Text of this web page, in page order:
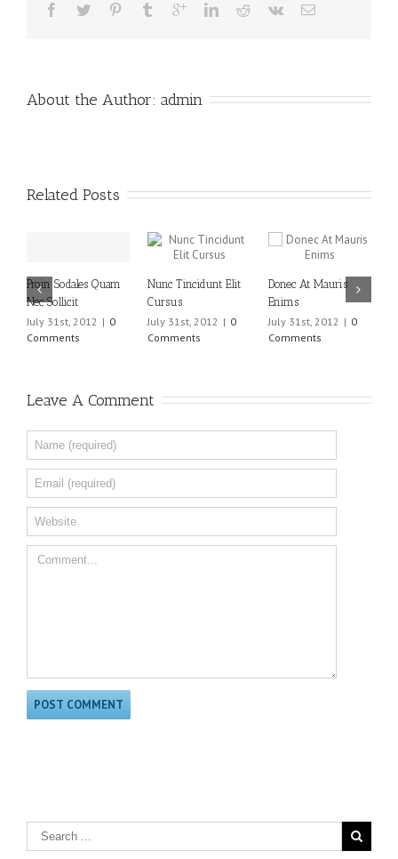
About the Author: admin
Related Posts
Proin Sodales Quam
Nec Sollicit
July 31st, 2012 | 0
Comments
Nunc Tincidunt Elit
Cursus
July 31st, 2012 | 0
Comments
Donec At Mauris
Enims
July 31st, 2012 | 0
Comments
Leave A Comment